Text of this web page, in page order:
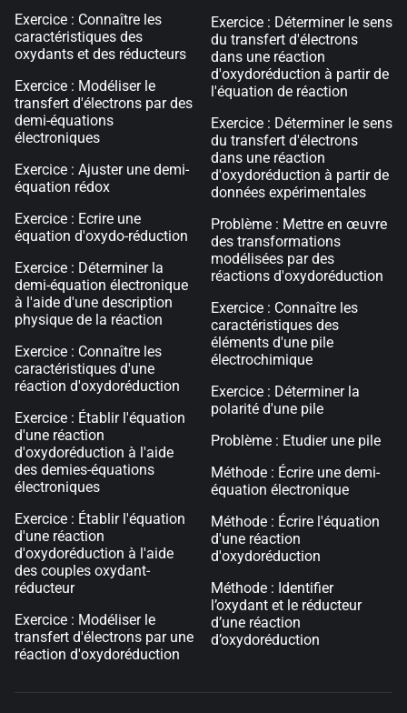
Exercice : Connaître les
caractéristiques des
oxydants et des réducteurs
Exercice : Modéliser le
transfert d'électrons par des
demi-équations
électroniques
Exercice : Ajuster une demi-
équation rédox
Exercice : Ecrire une
équation d'oxydo-réduction
Exercice : Déterminer la
demi-équation électronique
à l'aide d'une description
physique de la réaction
Exercice : Connaître les
caractéristiques d'une
réaction d'oxydoréduction
Exercice : Établir l'équation
d'une réaction
d'oxydoréduction à l'aide
des demies-équations
électroniques
Exercice : Établir l'équation
d'une réaction
d'oxydoréduction à l'aide
des couples oxydant-
réducteur
Exercice : Modéliser le
transfert d'électrons par une
réaction d'oxydoréduction
Exercice : Déterminer le sens
du transfert d'électrons
dans une réaction
d'oxydoréduction à partir de
l'équation de réaction
Exercice : Déterminer le sens
du transfert d'électrons
dans une réaction
d'oxydoréduction à partir de
données expérimentales
Problème : Mettre en œuvre
des transformations
modélisées par des
réactions d'oxydoréduction
Exercice : Connaître les
caractéristiques des
éléments d'une pile
électrochimique
Exercice : Déterminer la
polarité d'une pile
Problème : Etudier une pile
Méthode : Écrire une demi-
équation électronique
Méthode : Écrire l'équation
d'une réaction
d'oxydoréduction
Méthode : Identifier
l’oxydant et le réducteur
d’une réaction
d’oxydoréduction